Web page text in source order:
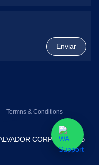
Termns & Conditions